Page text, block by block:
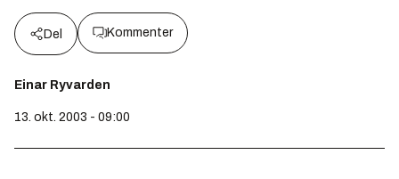
Del Kommenter
Einar Ryvarden
13. okt. 2003 - 09:00